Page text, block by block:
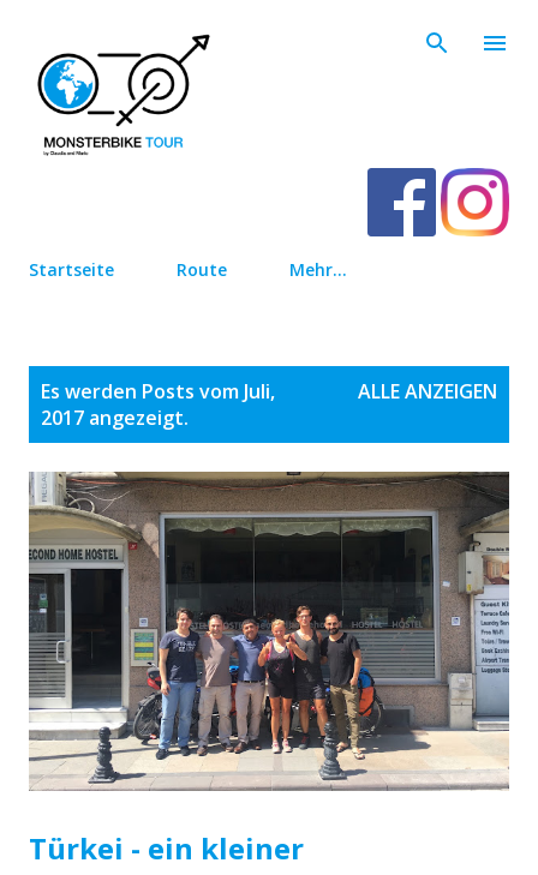
Direkt zum Hauptbereich
Startseite Route Mehr…
Es werden Posts vom Juli,
2017 angezeigt.
ALLE ANZEIGEN
Türkei - ein kleiner